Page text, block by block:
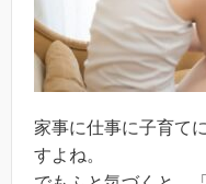
家事に仕事に子育て
すよね。